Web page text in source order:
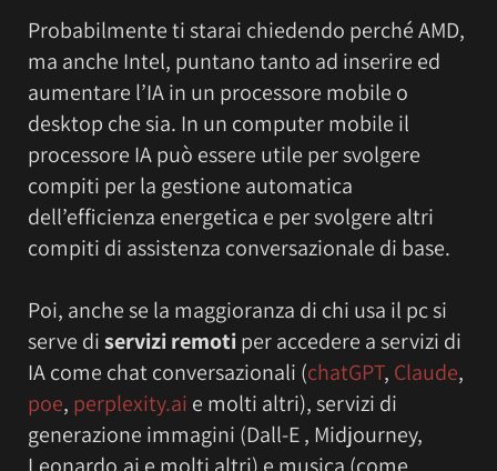
Probabilmente ti starai chiedendo perché AMD,
ma anche Intel, puntano tanto ad inserire ed
aumentare l’IA in un processore mobile o
desktop che sia. In un computer mobile il
processore IA può essere utile per svolgere
compiti per la gestione automatica
dell’efficienza energetica e per svolgere altri
compiti di assistenza conversazionale di base.
Poi, anche se la maggioranza di chi usa il pc si
serve diservizi remotiper accedere a servizi di
IA come chat conversazionali (chatGPT, Claude,
poe, perplexity.ai e molti altri), servizi di
generazione immagini (Dall-E , Midjourney,
Leonardo.ai e molti altri) e musica (come